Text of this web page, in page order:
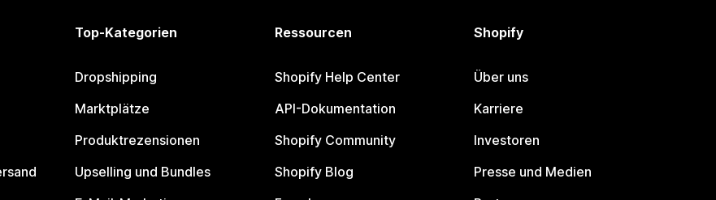
Top-Kategorien
Dropshipping
Marktplätze
Produktrezensionen
Upselling und Bundles
Ressourcen
Shopify Help Center
API-Dokumentation
Shopify Community
Shopify Blog
Shopify
Über uns
Karriere
Investoren
Presse und Medien